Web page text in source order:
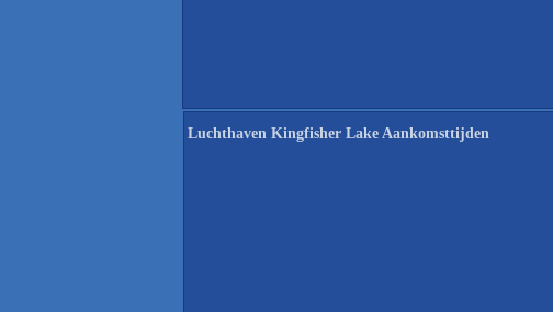
Luchthaven Kingfisher Lake Aankomsttijden